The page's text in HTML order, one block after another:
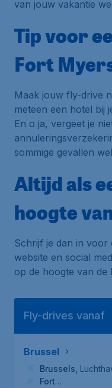
van jouw vakantie
Tip voor
Fort
Maak jouw fly-drive
meteen een hotel bij
En o ja, vergeet je
sommige gevallen
Altijd als
hoogte
Schrijf je dan in
website en social
op de hoogte van de
Fly-drives vanaf
Brussel
Brussels
Fort